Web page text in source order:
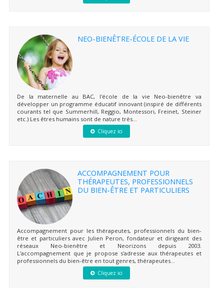
NEO-BIENÊTRE-ÉCOLE DE LA VIE
De la maternelle au BAC, l'école de la vie Neo-bienêtre va
développer un programme éducatif innovant (inspiré de différents
courants tel que Summerhill, Reggio, Montessori, Freinet, Steiner
etc.) Les êtres humains sont de nature très...
Cliquez ici
ACCOMPAGNEMENT POUR
THÉRAPEUTES, PROFESSIONNELS
DU BIEN-ÊTRE ET PARTICULIERS
Accompagnement pour les thérapeutes, professionnels du bien-
être et particuliers avec Julien Peron, fondateur et dirigeant des
réseaux Neo-bienêtre et Neorizons depuis 2003.
L'accompagnement que je propose s'adresse aux thérapeutes et
professionnels du bien-être en tout genres, thérapeutes...
Cliquez ici